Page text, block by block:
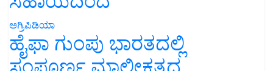
ಅಗ್ರಿಪಿಡಿಯಾ
ಹೈಫಾ ಗುಂಪು ಭಾರತದಲ್ಲಿ
ಸಂಪೂರ್ಣ ಮಾಲೀಕತ್ವದ